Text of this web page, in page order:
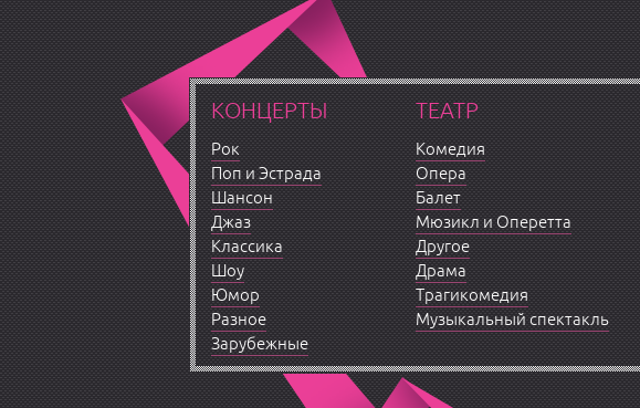
КОНЦЕРТЫ
Рок
Поп и Эстрада
Шансон
Джаз
Классика
Шоу
Юмор
Разное
Зарубежные
ТЕАТР
Комедия
Опера
Балет
Мюзикл и Оперетта
Другое
Драма
Трагикомедия
Музыкальный спектакль